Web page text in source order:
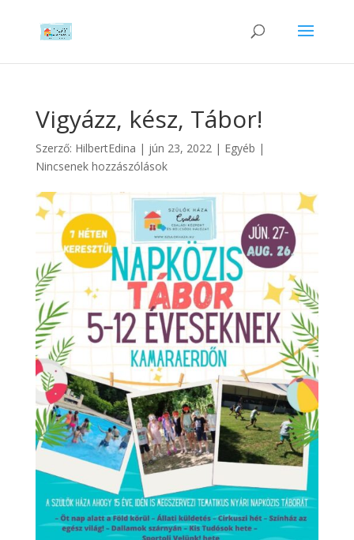
Vigyázz, kész, Tábor!
Szerző: HilbertEdina | jún 23, 2022| Egyéb |
Nincsenek hozzászólások